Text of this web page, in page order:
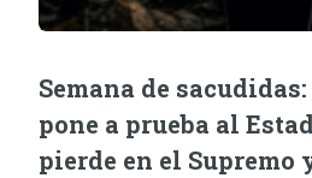
Semana de
pone a prueba al
pierde en el Supremo